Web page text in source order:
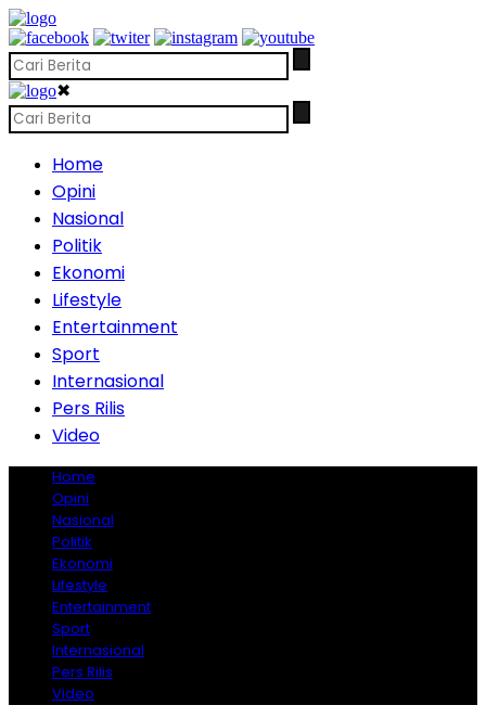
✖
Home
Opini
Nasional
Politik
Ekonomi
Lifestyle
Entertainment
Sport
Internasional
Pers Rilis
Video
Home
Opini
Nasional
Politik
Ekonomi
Lifestyle
Entertainment
Sport
Internasional
Pers Rilis
Video